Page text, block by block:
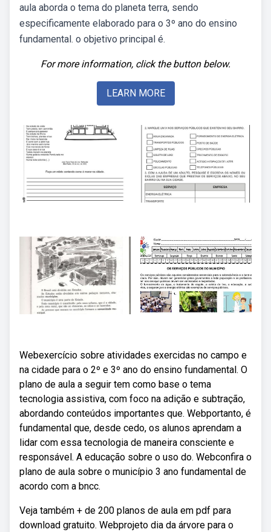
aula aborda o tema do planeta terra, sendo
especificamente elaborado para o 3º ano do ensino
fundamental. o objetivo principal é.
For more information, click the button below.
LEARN MORE
Webexercício sobre atividades exercidas no campo e
na cidade para o 2º e 3º ano do ensino fundamental. O
plano de aula a seguir tem como base o tema
tecnologia assistiva, com foco na adição e subtração,
abordando conteúdos importantes que. Webportanto, é
fundamental que, desde cedo, os alunos aprendam a
lidar com essa tecnologia de maneira consciente e
responsável. A educação sobre o uso do. Webconfira o
plano de aula sobre o município 3 ano fundamental de
acordo com a bncc.
Veja também + de 200 planos de aula em pdf para
download gratuito. Webprojeto dia da árvore para o